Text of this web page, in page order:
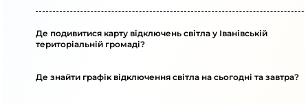
Де подивитися карту відключень світла у Іванівській
територіальній громаді?
Де знайти графік відключення світла на сьогодні та завтра?